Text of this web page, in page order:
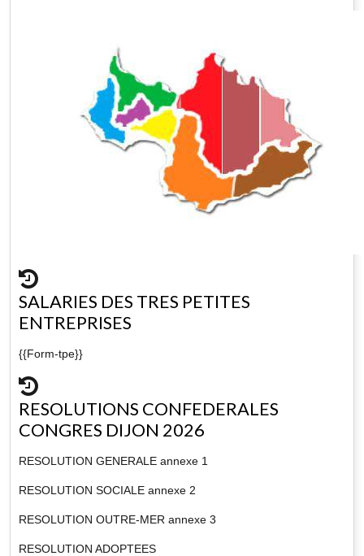
SALARIES DES TRES PETITES
ENTREPRISES
{{Form-tpe}}
RESOLUTIONS CONFEDERALES
CONGRES DIJON 2026
RESOLUTION GENERALE annexe 1
RESOLUTION SOCIALE annexe 2
RESOLUTION OUTRE-MER annexe 3
RESOLUTION ADOPTEES